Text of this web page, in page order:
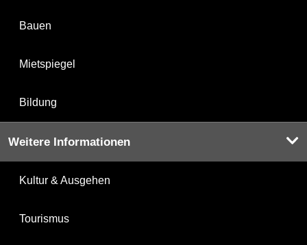
Bauen
Mietspiegel
Bildung
Weitere Informationen
Kultur & Ausgehen
Tourismus